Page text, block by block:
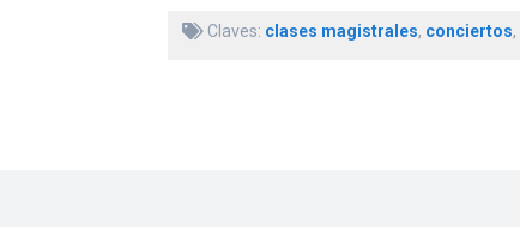
Claves: clases magistrales, conciertos,